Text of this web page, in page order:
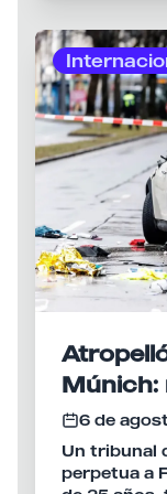
Múnich:
6 de
Un tribunal
perpetua a